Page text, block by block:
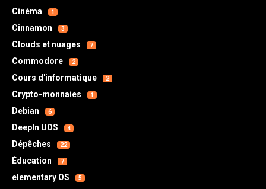
Cinéma 1
Cinnamon 3
Clouds et nuages 7
Commodore 2
Cours d'informatique 2
Crypto-monnaies 1
Debian 6
DeepIn UOS 4
Dépêches 22
Éducation 7
elementary OS 5